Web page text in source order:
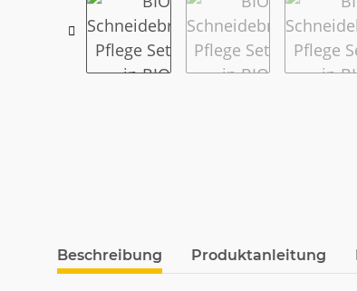
weitere Registerkarten anzeigen
Beschreibung Produktanleitung